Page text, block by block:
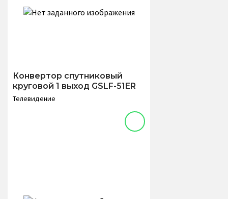
Конвертор спутниковый
круговой 1 выход GSLF-51ER
Телевидение